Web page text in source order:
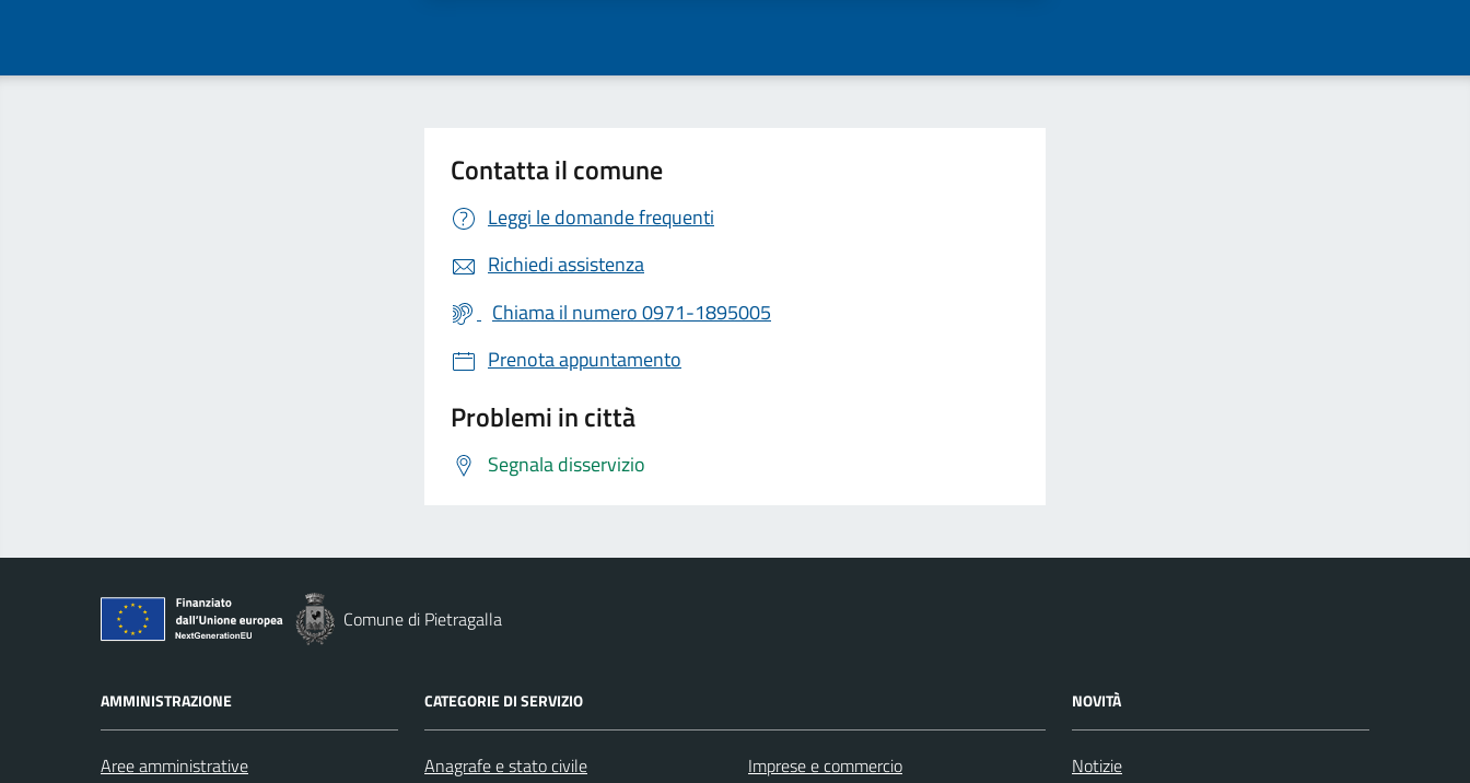
Contatta il comune
Leggi le domande frequenti
Richiedi assistenza
Chiama il numero 0971-1895005
Prenota appuntamento
Problemi in città
Segnala disservizio
Comune di Pietragalla
AMMINISTRAZIONE
Aree amministrative
CATEGORIE DI SERVIZIO
Anagrafe e stato civile
Imprese e commercio
NOVITÀ
Notizie